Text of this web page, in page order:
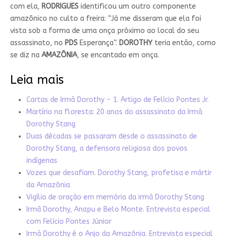
com ela, RODRIGUESidentificou um outro componente
amazônico no culto a freira: “Já me disseram que ela foi
vista sob a forma de uma onça próximo ao local do seu
assassinato, no PDSEsperança”. DOROTHYteria então, como
se diz na AMAZÔNIA, se encantado em onça.
Leia mais
Cartas de Irmã Dorothy - 1. Artigo de Felício Pontes Jr.
Martírio na floresta: 20 anos do assassinato da Irmã
Dorothy Stang
Duas décadas se passaram desde o assassinato de
Dorothy Stang, a defensora religiosa dos povos
indígenas
Vozes que desafiam. Dorothy Stang, profetisa e mártir
da Amazônia
Vigília de oração em memória da irmã Dorothy Stang
Irmã Dorothy, Anapu e Belo Monte. Entrevista especial
com Felício Pontes Júnior
Irmã Dorothy é o Anjo da Amazônia. Entrevista especial